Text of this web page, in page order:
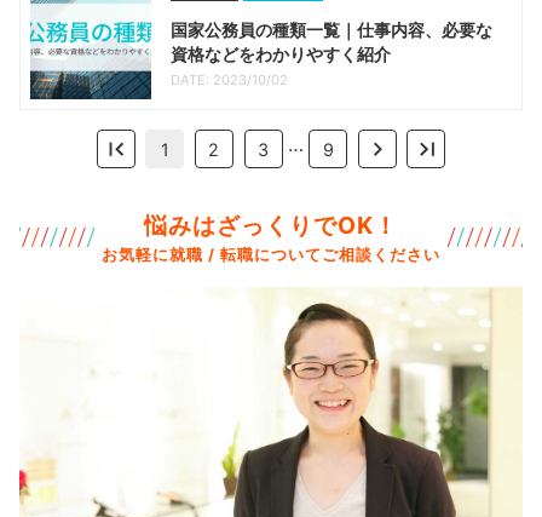
国家公務員の種類一覧｜仕事内容、必要な
資格などをわかりやすく紹介
DATE: 2023/10/02
1 2 3 … 9
悩みはざっくりでOK！
お気軽に就職 / 転職についてご相談ください